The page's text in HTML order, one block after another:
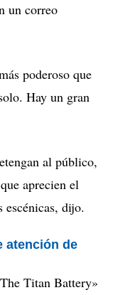
un correo
poderoso que
Hay un gran
al público,
que aprecien el
escénicas, dijo.
atención de
The Titan Battery»